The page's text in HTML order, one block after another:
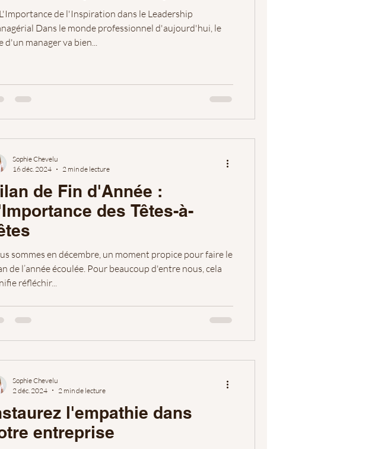
de l'Inspiration dans le Leadership
Dans le monde professionnel d'aujourd'hui, le
d'un manager va bien...
de Fin d'Année :
des Têtes-à-
sommes en décembre, un moment propice pour faire le
de l’année écoulée. Pour beaucoup d'entre nous, cela
réfléchir...
Sophie Chevelu
16 déc. 2024
2 min de lecture
l'empathie dans
entreprise
Sophie Chevelu
2 déc. 2024
2 min de lecture